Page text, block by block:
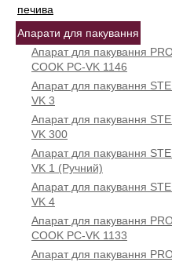
печива
Апарати для пакування
Апарат для пакування
COOK PC-VK 1146
Апарат для пакування
VK 3
Апарат для пакування
VK 300
Апарат для пакування
VK 1 (Ручний)
Апарат для пакування
VK 4
Апарат для пакування
COOK PC-VK 1133
Апарат для пакування